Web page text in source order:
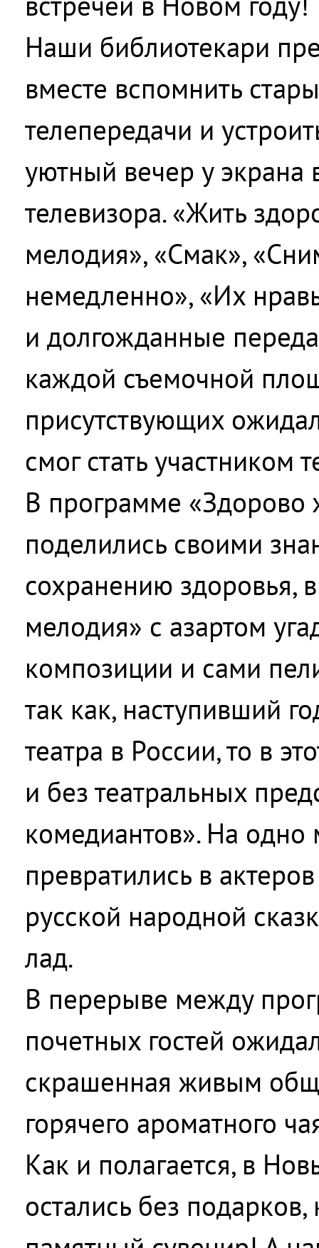
Наши библиотекари
вместе вспомнить
телепередачи и
уютный вечер у экрана
телевизора. «Жить
мелодия», «Смак»,
немедленно», «Их
и долгожданные
каждой съемочной
присутствующих
смог стать участником
В программе «Здорово
поделились своими
сохранению здоровья,
мелодия» с азартом
композиции и сами
так как, наступивший
театра в России, то в
и без театральных
комедиантов». На одно
превратились в
русской народной
лад.
В перерыве между
почетных гостей
скрашенная живым
горячего ароматного
Как и полагается, в
остались без